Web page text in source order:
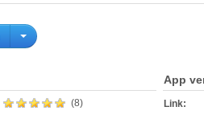
(8)
App
Link: